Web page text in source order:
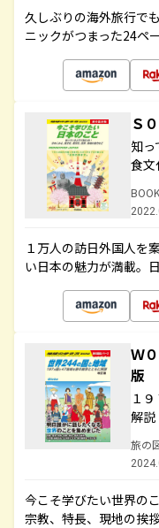
久しぶりの海外旅行で
ニックがつまった24ペ
Ｓ
知
食文
１万人の訪日外国人を
い日本の魅力が満載。
Ｗ
版
１
解説
旅の
今こそ学びたい世界の
宗教、特長、現地の挨